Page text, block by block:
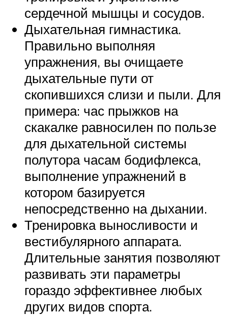
сердечной мышцы и сосудов.
Дыхательная гимнастика.
Правильно выполняя
упражнения, вы очищаете
дыхательные пути от
скопившихся слизи и пыли. Для
примера: час прыжков на
скакалке равносилен по пользе
для дыхательной системы
полутора часам бодифлекса,
выполнение упражнений в
котором базируется
непосредственно на дыхании.
Тренировка выносливости и
вестибулярного аппарата.
Длительные занятия позволяют
развивать эти параметры
гораздо эффективнее любых
других видов спорта.